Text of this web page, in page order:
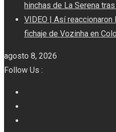
hinchas de La Serena
VIDEO | Así
fichaje de Vozinha en
agosto 8, 2026
Follow Us :